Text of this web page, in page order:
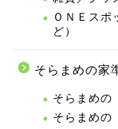
ＯＮＥスポ
ど）
そらまめの家
そらまめの
そらまめの